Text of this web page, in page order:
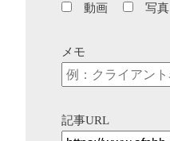
動画
写真
メモ
記事URL